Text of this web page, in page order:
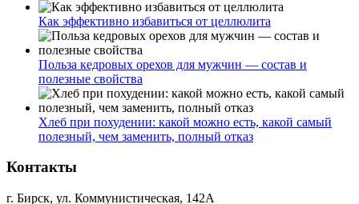
Как эффективно избавиться от целлюлита
Польза кедровых орехов для мужчин — состав и
полезные свойства
Хлеб при похудении: какой можно есть, какой самый
полезный, чем заменить, полный отказ
Контакты
г. Бирск, ул. Коммунистическая, 142А